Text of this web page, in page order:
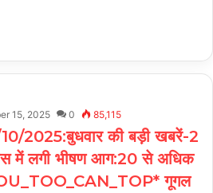
15, 2025 0 85,115
2025:बुधवार की बड़ी खबरें-2
में लगी भीषण आग:20 से अधिक
गूगल